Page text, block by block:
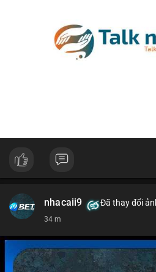
nhacaii9 Đã thay đổi
34 m